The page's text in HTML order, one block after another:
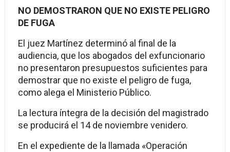
NO DEMOSTRARON QUE NO EXISTE PELIGRO
DE FUGA
El juez Martínez determinó al final de la
audiencia, que los abogados del exfuncionario
no presentaron presupuestos suficientes para
demostrar que no existe el peligro de fuga,
como alega el Ministerio Público.
La lectura íntegra de la decisión del magistrado
se producirá el 14 de noviembre venidero.
En el expediente de la llamada «Operación